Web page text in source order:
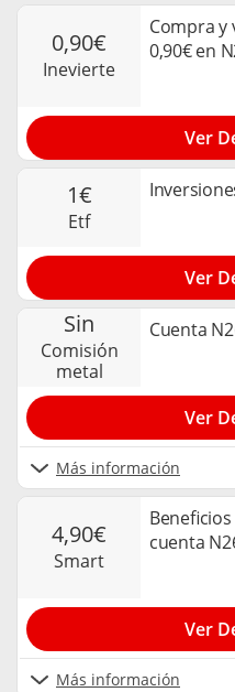
0,90€
inevierte
Compra y
0,90€ en
Ver
1€
etf
Ver
sin
comisión
metal
Cuenta
Más información
Ver
4,90€
smart
cuenta
Más información
Ver